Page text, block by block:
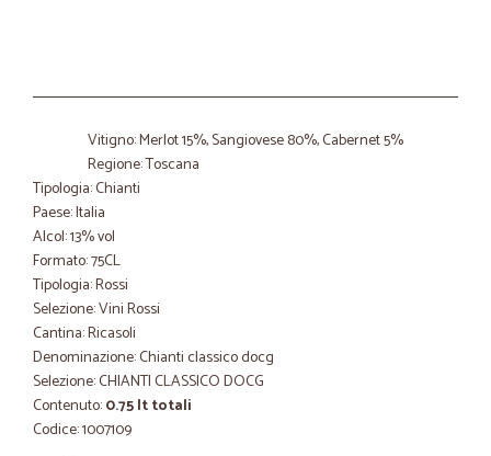
Vitigno: Merlot 15%, Sangiovese 80%, Cabernet 5%
Regione: Toscana
Tipologia: Chianti
Paese: Italia
Alcol: 13% vol
Formato: 75CL
Tipologia: Rossi
Selezione: Vini Rossi
Cantina: Ricasoli
Denominazione: Chianti classico docg
Selezione: CHIANTI CLASSICO DOCG
Contenuto:0.75 lt totali
Codice: 1007109